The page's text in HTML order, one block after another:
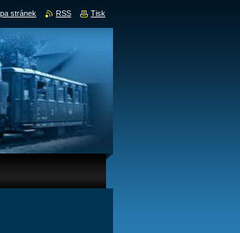
stránek RSS Tisk